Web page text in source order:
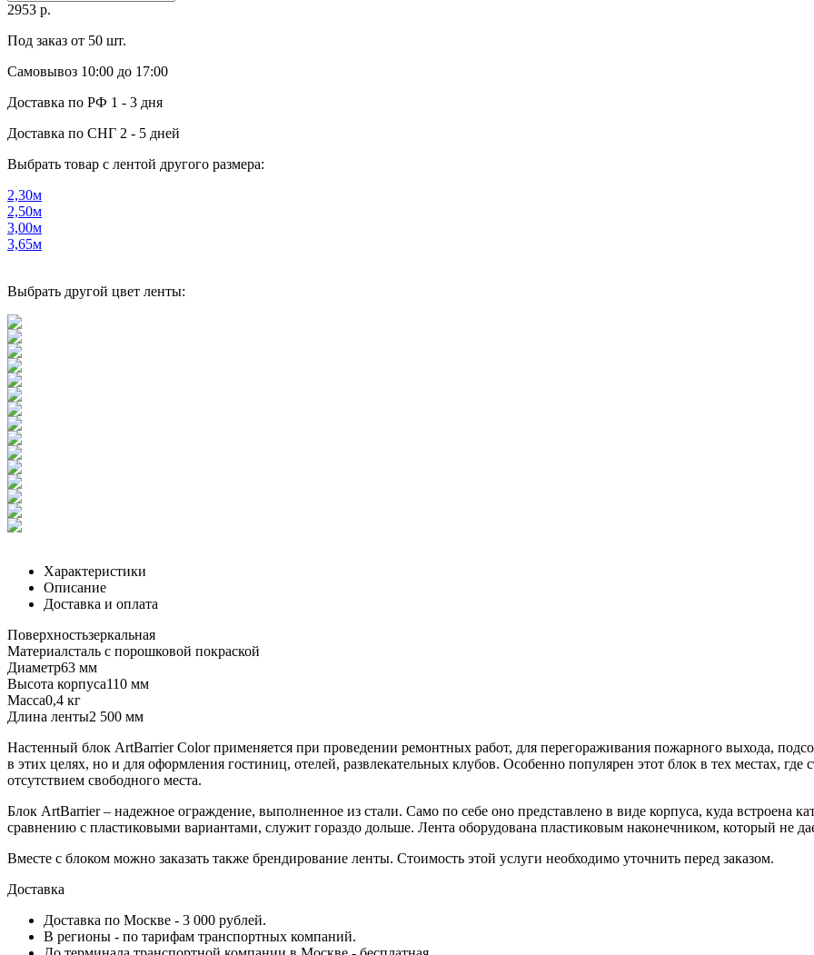
2953 р.
Под заказ от 50 шт.
Самовывоз 10:00 до 17:00
Доставка по РФ 1 - 3 дня
Доставка по СНГ 2 - 5 дней
Выбрать товар с лентой другого размера:
2,30м
2,50м
3,00м
3,65м
Выбрать другой цвет ленты:
Характеристики
Описание
Доставка и оплата
Поверхностьзеркальная
Материалсталь с порошковой покраской
Диаметр63 мм
Высота корпуса110 мм
Масса0,4 кг
Длина ленты2 500 мм
Настенный блок ArtBarrier Color применяется при проведении ремонтных работ, для перегораживания пожарного выхода,
в этих целях, но и для оформления гостиниц, отелей, развлекательных клубов. Особенно популярен этот блок в тех местах,
отсутствием свободного места.
Блок ArtBarrier – надежное ограждение, выполненное из стали. Само по себе оно представлено в виде корпуса, куда встроена
сравнению с пластиковыми вариантами, служит гораздо дольше. Лента оборудована пластиковым наконечником, который не
Вместе с блоком можно заказать также брендирование ленты. Стоимость этой услуги необходимо уточнить перед заказом.
Доставка
Доставка по Москве - 3 000 рублей.
В регионы - по тарифам транспортных компаний.